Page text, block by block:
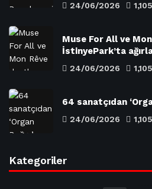
24/06/2026 1,105
Muse For All ve
İstinyePark’ta
24/06/2026 1,105
64 sanatçıdan
24/06/2026 1,105
Kategoriler